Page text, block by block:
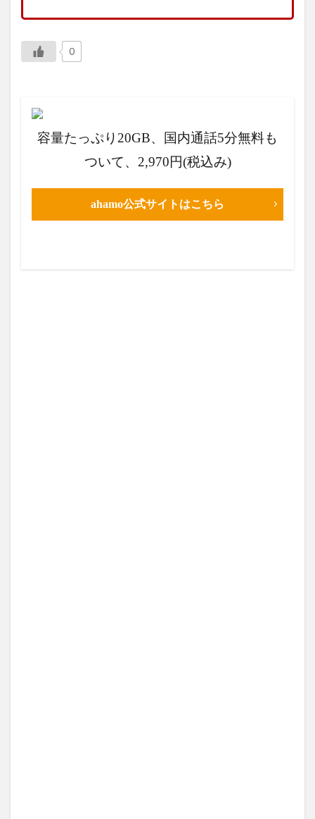
0
容量たっぷり20GB、国内通話5分無料も
ついて、2,970円(税込み)
ahamo公式サイトはこちら